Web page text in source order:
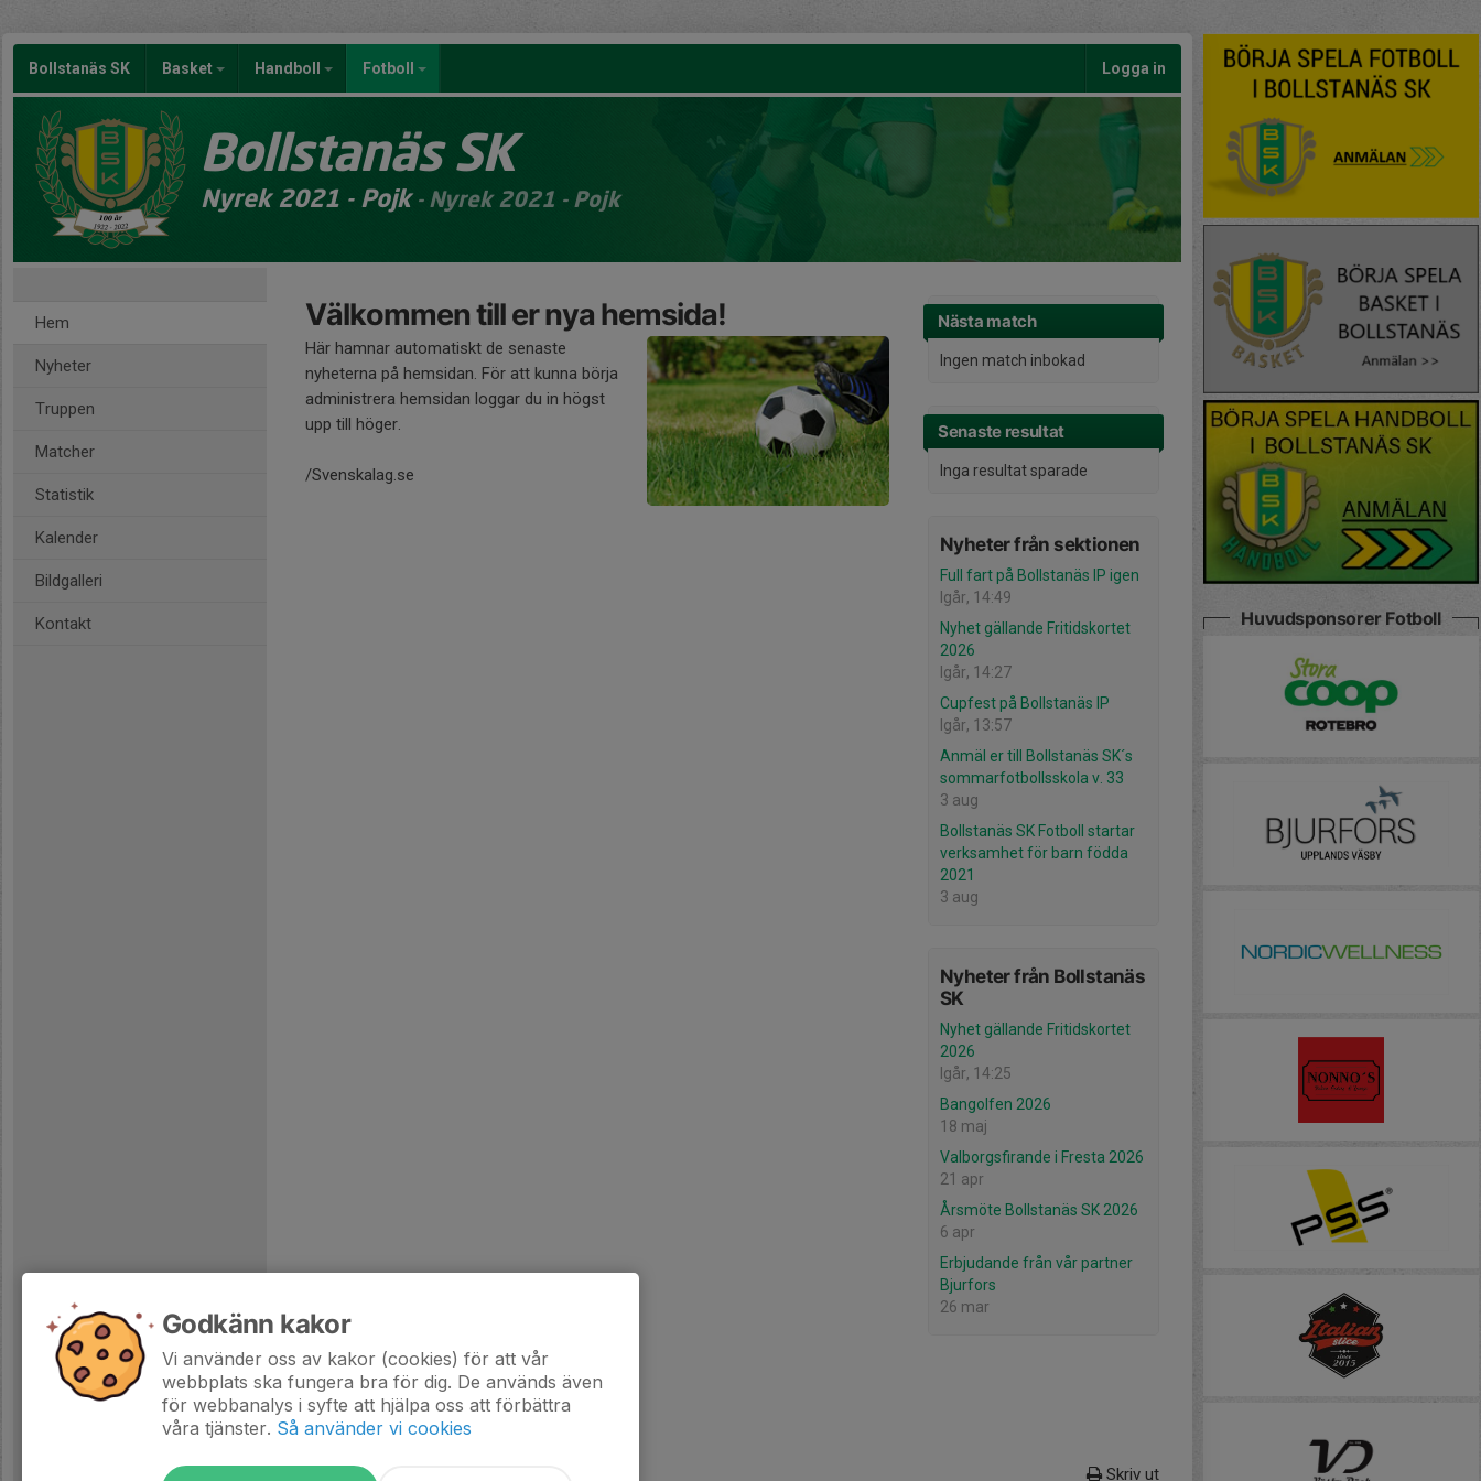
Bollstanäs SK Basket Handboll Fotboll Logga in
Bollstanäs SK
Nyrek 2021 - Pojk- Nyrek 2021 - Pojk
Hem
Nyheter
Truppen
Matcher
Statistik
Kalender
Bildgalleri
Kontakt
Nästa match
Ingen match inbokad
Senaste resultat
Inga resultat sparade
Nyheter från sektionen
Full fart på Bollstanäs IP igen
Igår, 14:49
Nyhet gällande Fritidskortet
2026
Igår, 14:27
Cupfest på Bollstanäs IP
Igår, 13:57
Anmäl er till Bollstanäs SK´s
sommarfotbollsskola v. 33
3 aug
Bollstanäs SK Fotboll startar
verksamhet för barn födda
2021
3 aug
Nyheter från Bollstanäs
SK
Nyhet gällande Fritidskortet
2026
Igår, 14:25
Bangolfen 2026
18 maj
Valborgsfirande i Fresta 2026
21 apr
Årsmöte Bollstanäs SK 2026
6 apr
Erbjudande från vår partner
Bjurfors
26 mar
Välkommen till er nya hemsida!
Här hamnar automatiskt de senaste
nyheterna på hemsidan. För att kunna börja
administrera hemsidan loggar du in högst
upp till höger.
/Svenskalag.se
Skriv ut
Huvudsponsorer Fotboll
Godkänn kakor
Vi använder oss av kakor (cookies) för att vår
webbplats ska fungera bra för dig. De används även
för webbanalys i syfte att hjälpa oss att förbättra
våra tjänster. Så använder vi cookies